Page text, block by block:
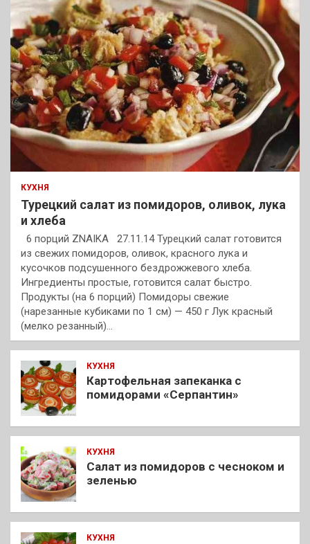
КУХНЯ
Турецкий салат из помидоров, оливок, лука
и хлеба
6 порций ZNAIKA 27.11.14 Турецкий салат готовится
из свежих помидоров, оливок, красного лука и
кусочков подсушенного бездрожжевого хлеба.
Ингредиенты простые, готовится салат быстро.
Продукты (на 6 порций) Помидоры свежие
(нарезанные кубиками по 1 см) — 450 г Лук красный
(мелко резанный)…
КУХНЯ
Картофельная запеканка с
помидорами «Серпантин»
КУХНЯ
Салат из помидоров с чесноком и
зеленью
КУХНЯ